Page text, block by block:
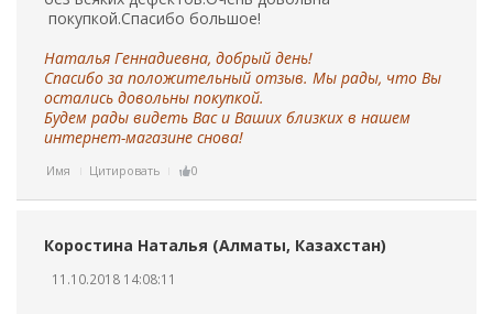
покупкой.Спасибо большое!
Наталья Геннадиевна, добрый день!
Спасибо за положительный отзыв. Мы рады, что Вы
остались довольны покупкой.
Будем рады видеть Вас и Ваших близких в нашем
интернет-магазине снова!
Имя Цитировать 0
Коростина Наталья (Алматы, Казахстан)
11.10.2018 14:08:11